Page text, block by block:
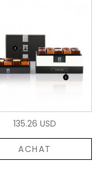
135.26 USD
ACHAT